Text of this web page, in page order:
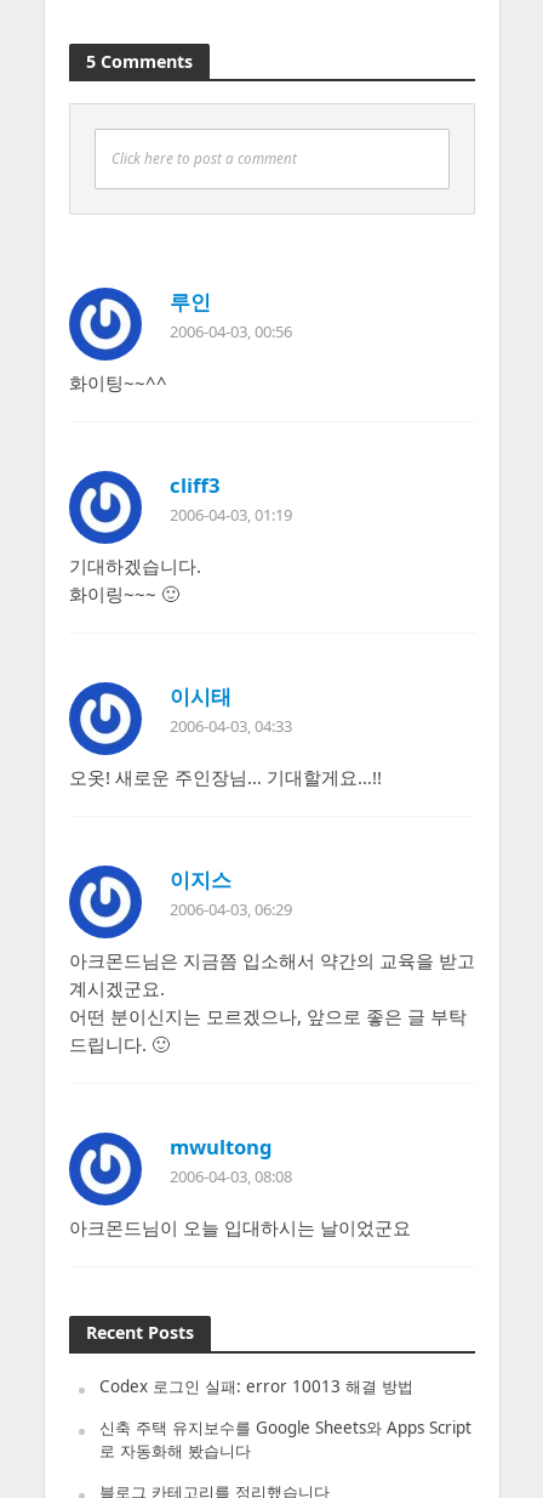
5 Comments
Click here to post a comment
루인
2006-04-03, 00:56
화이팅~~^^
cliff3
2006-04-03, 01:19
기대하겠습니다.
화이링~~~ 🙂
이시태
2006-04-03, 04:33
오옷! 새로운 주인장님… 기대할게요…!!
이지스
2006-04-03, 06:29
아크몬드님은 지금쯤 입소해서 약간의 교육을 받고
계시겠군요.
어떤 분이신지는 모르겠으나, 앞으로 좋은 글 부탁
드립니다. 🙂
mwultong
2006-04-03, 08:08
아크몬드님이 오늘 입대하시는 날이었군요
Recent Posts
Codex 로그인 실패: error 10013 해결 방법
신축 주택 유지보수를 Google Sheets와 Apps Script
로 자동화해 봤습니다
블로그 카테고리를 정리했습니다